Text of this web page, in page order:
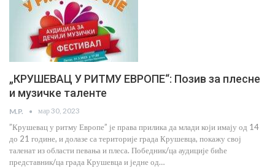
„КРУШЕВАЦ У РИТМУ ЕВРОПЕ“: Позив за плесне
и музичке таленте
M.P. мар 30, 2023
”Крушевац у ритму Европе” је права прилика да млади који имају од 14
до 21 године, и долазе са територије града Крушевца, покажу свој
таленат из области певања и плеса. Победник/ца аудиције биће
представник/ца града Крушевца и једне од…